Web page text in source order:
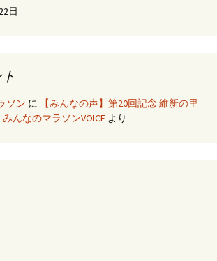
日
ソン に
【みんなの声】第20回記念 維新の里
んなのマラソンVOICE より